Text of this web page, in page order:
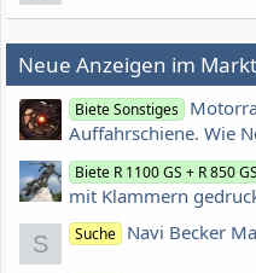
Neue Anzeigen im
Biete Sonstiges
Auffahrschiene. Wie
Biete R 1100 GS + R 850 GS
mit Klammern
S Suche Navi Becker